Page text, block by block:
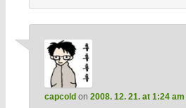
capcold on 2008. 12. 21. at 1:24 am